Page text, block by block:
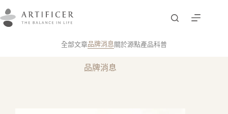
至
全部文章品牌消息關於源點產品科普
品牌消息